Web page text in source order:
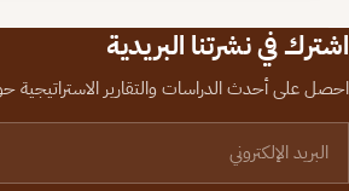
اشترك في نشرتنا البريدية
احصل على أحدث الدراسات والتقارير الاستراتيجية